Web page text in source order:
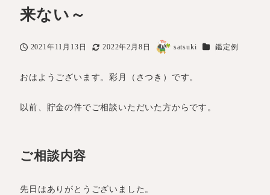
来ない～
投稿日
2021年11月13日
更新日
2022年2月8日
著
satsuki カテゴリー
鑑定例
おはようございます。彩月（さつき）です。
以前、貯金の件でご相談いただいた方からです。
ご相談内容
先日はありがとうございました。